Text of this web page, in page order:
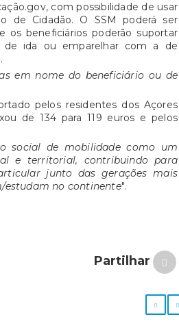
com possibilidade de usar
de Cidadão. O SSM poderá ser
os beneficiários poderão suportar
ida ou emparelhar com a de
em nome do beneficiário ou de
pelos residentes dos Açores
de 134 para 119 euros e pelos
social de mobilidade como um
e territorial, contribuindo para
junto das gerações mais
estudam no continente".
Partilhar